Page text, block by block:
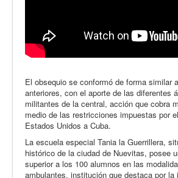
El obsequio se conformó de forma similar
anteriores, con el aporte de las diferentes
militantes de la central, acción que cobra
medio de las restricciones impuestas por
Estados Unidos a Cuba.
La escuela especial Tania la Guerrillera,
histórico de la ciudad de Nuevitas, posee
superior a los 100 alumnos en las
ambulantes, institución que destaca por la